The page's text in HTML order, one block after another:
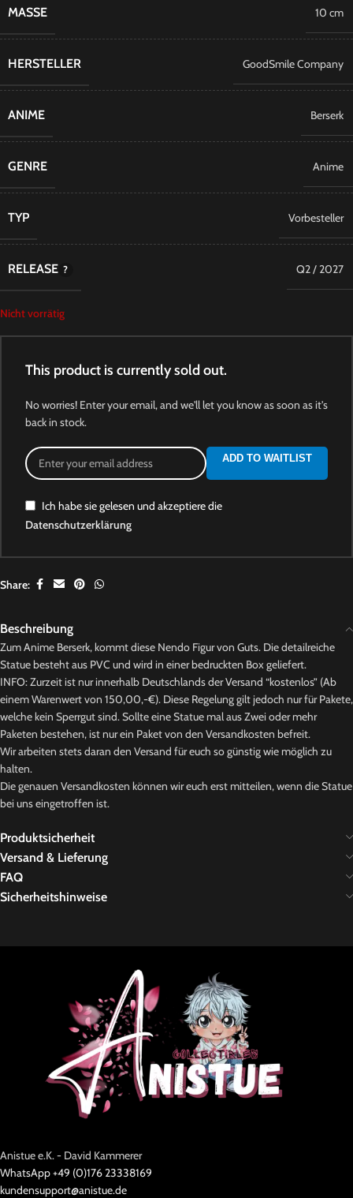
MASSE 10 cm
HERSTELLER GoodSmile Company
ANIME Berserk
GENRE Anime
TYP Vorbesteller
RELEASE Q2 / 2027
Nicht vorrätig
This product is currently sold out.
No worries! Enter your email, and we'll let you know as soon as it's
back in stock.
ADD TO WAITLIST
Ich habe sie gelesen und akzeptiere die
Datenschutzerklärung
Share:
Beschreibung
Zum Anime Berserk, kommt diese Nendo Figur von Guts. Die detailreiche
Statue besteht aus PVC und wird in einer bedruckten Box geliefert.
INFO: Zurzeit ist nur innerhalb Deutschlands der Versand “kostenlos” (Ab
einem Warenwert von 150,00,-€). Diese Regelung gilt jedoch nur für Pakete,
welche kein Sperrgut sind. Sollte eine Statue mal aus Zwei oder mehr
Paketen bestehen, ist nur ein Paket von den Versandkosten befreit.
Wir arbeiten stets daran den Versand für euch so günstig wie möglich zu
halten.
Die genauen Versandkosten können wir euch erst mitteilen, wenn die Statue
bei uns eingetroffen ist.
Produktsicherheit
Versand & Lieferung
FAQ
Sicherheitshinweise
Anistue e.K. - David Kammerer
WhatsApp +49 (0)176 23338169
kundensupport@anistue.de